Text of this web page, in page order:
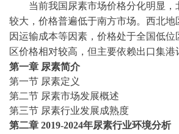
当前我国尿素市场价格分化明显，
较大，价格普遍低于南方市场。西北地
因运输成本等因素，价格处于全国低
区价格相对较高，但主要依赖出口集港
第一章 尿素简介
第一节 尿素定义
第二节 尿素市场发展概述
第三节 尿素行业发展成熟度
第二章 2019-2024年尿素行业环境分析